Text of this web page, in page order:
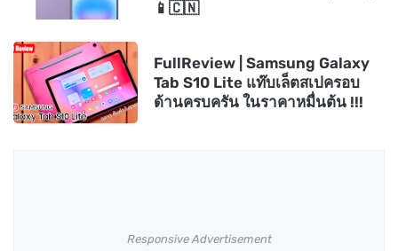
📱🇨🇳
FullReview | Samsung Galaxy
Tab S10 Lite แท๊บเล็ตสเปครอบ
ด้านครบครัน ในราคาหมื่นต้น !!!
Responsive Advertisement